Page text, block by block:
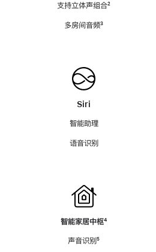
支持立体声组合脚
²
多房间音频脚
³
Siri
智能助理
语音识别
智能家居中枢脚
⁴
声音识别脚
⁵